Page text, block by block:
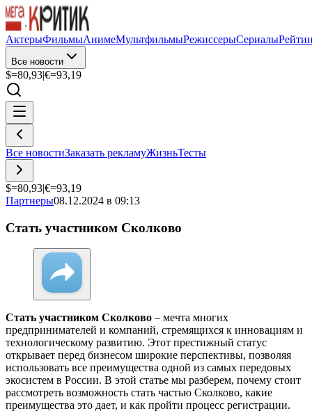
АктерыФильмыАнимеМультфильмыРежиссерыСериалы
Все новости
$=80,93|€=93,19
Все новостиЗаказать рекламуЖизньТесты
$=80,93|€=93,19
Партнеры08.12.2024 в 09:13
Стать участником Сколково
Стать участником Сколково – мечта многих
предпринимателей и компаний, стремящихся к инновациям и
технологическому развитию. Этот престижный статус
открывает перед бизнесом широкие перспективы, позволяя
использовать все преимущества одной из самых передовых
экосистем в России. В этой статье мы разберем, почему стоит
рассмотреть возможность стать частью Сколково, какие
преимущества это дает, и как пройти процесс регистрации.